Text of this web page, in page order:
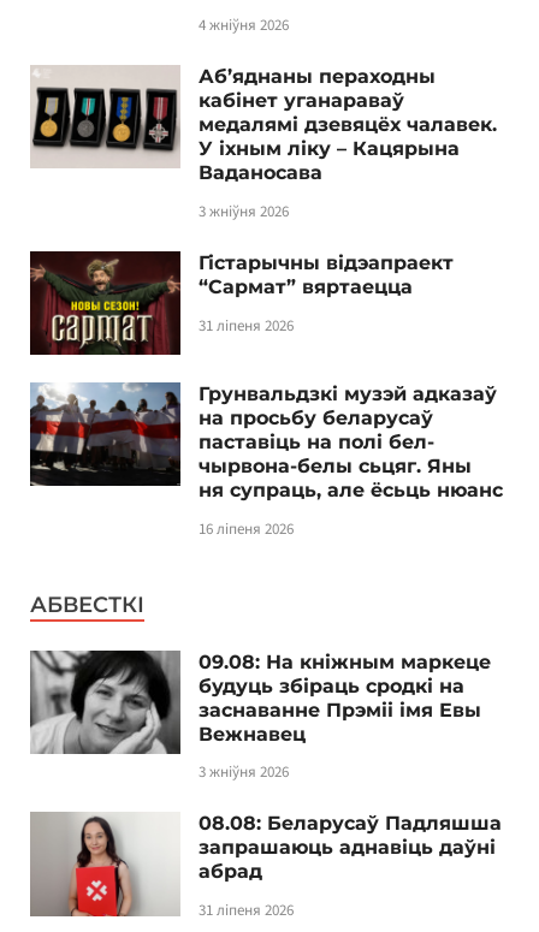
4 жніўня 2026
Аб’яднаны пераходны
кабінет уганараваў
медалямі дзевяцёх чалавек.
У іхным ліку – Кацярына
Ваданосава
3 жніўня 2026
Гістарычны відэапраект
“Сармат” вяртаецца
31 ліпеня 2026
Грунвальдзкі музэй адказаў
на просьбу беларусаў
паставіць на полі бел-
чырвона-белы сьцяг. Яны
ня супраць, але ёсьць нюанс
16 ліпеня 2026
АБВЕСТКІ
09.08: На кніжным маркеце
будуць збіраць сродкі на
заснаванне Прэміі імя Евы
Вежнавец
3 жніўня 2026
08.08: Беларусаў Падляшша
запрашаюць аднавіць даўні
абрад
31 ліпеня 2026